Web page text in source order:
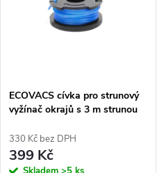
ECOVACS cívka pro strunový
vyžínač okrajů s 3 m strunou
330 Kč bez DPH
399 Kč